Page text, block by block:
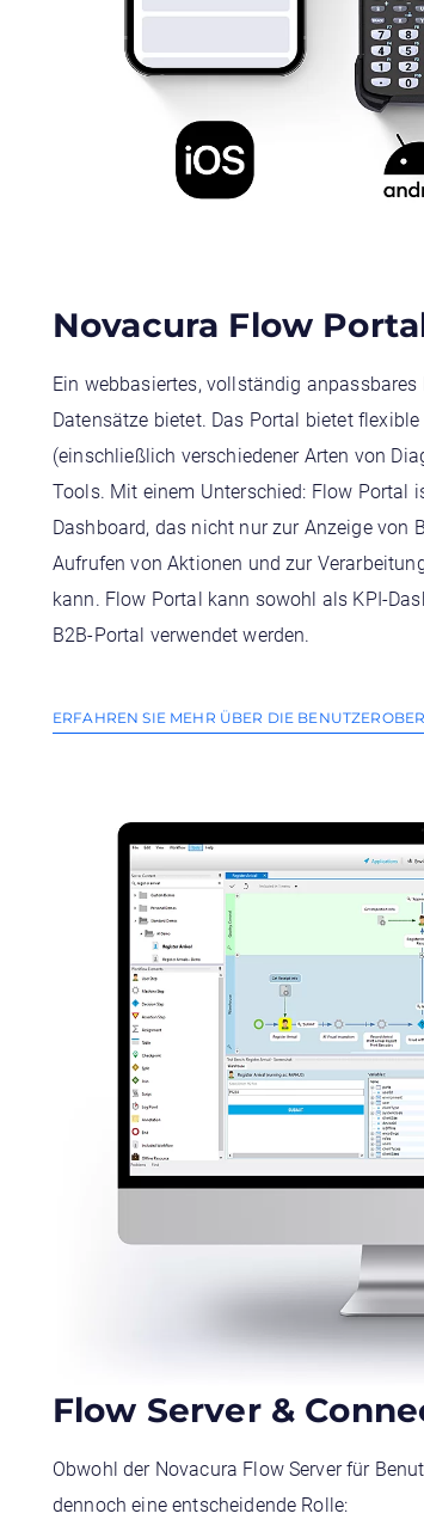
Novacura Flow
Ein webbasiertes, vollständig
Datensätze bietet. Das Portal bietet
(einschließlich verschiedener Arten von
Tools. Mit einem Unterschied: Flow Portal
Dashboard, das nicht nur zur Anzeige von
Aufrufen von Aktionen und zur
kann. Flow Portal kann sowohl als KPI-
B2B-Portal verwendet werden.
ERFAHREN SIE MEHR ÜBER DIE
Flow Server &
Obwohl der Novacura Flow Server für
dennoch eine entscheidende Rolle: